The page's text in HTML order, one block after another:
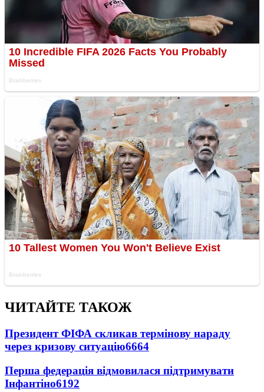
ЧИТАЙТЕ ТАКОЖ
Президент ФІФА скликав термінову нараду
через кризову ситуацію6664
Перша федерація відмовилася підтримувати
Інфантіно6192